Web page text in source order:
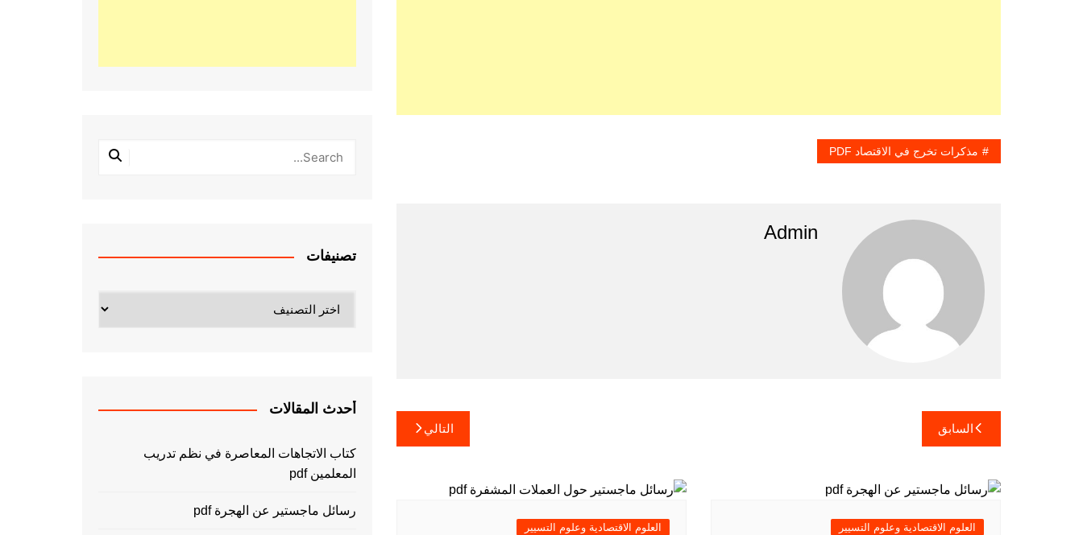
مذكرات تخرج في الاقتصاد PDF
Admin
تصفّح
المقالات
السابق التالي
العلوم الاقتصادية وعلوم التسيير العلوم الاقتصادية وعلوم التسيير
تصنيفات
أحدث المقالات
كتاب الاتجاهات المعاصرة في نظم تدريب
المعلمين pdf
رسائل ماجستير عن الهجرة pdf